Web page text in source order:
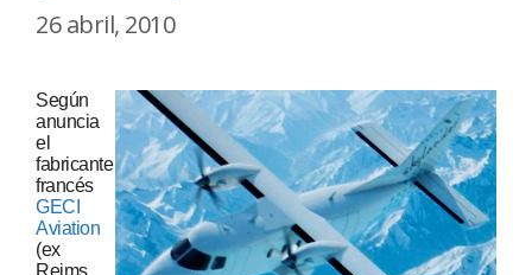
26 abril, 2010
Según
anuncia
el
fabricante
francés
GECI
Aviation
(ex
Reims